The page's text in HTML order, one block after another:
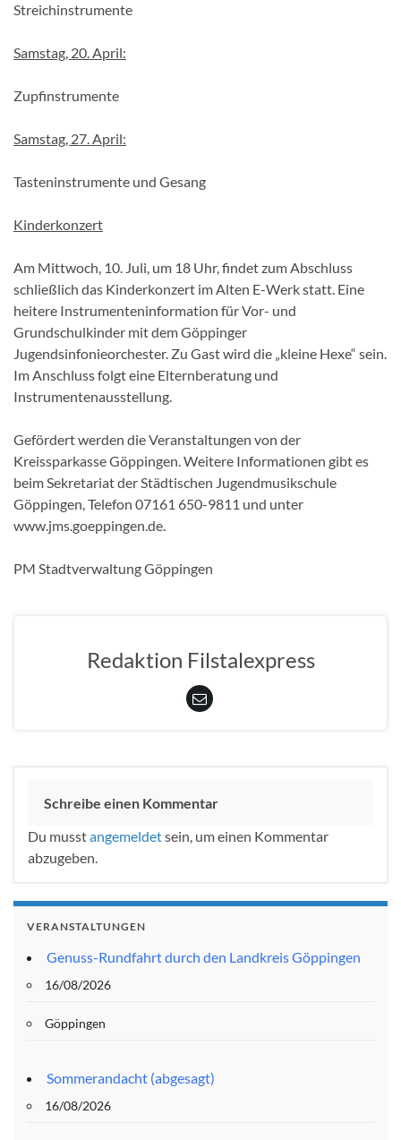
Streichinstrumente
Samstag, 20. April:
Zupfinstrumente
Samstag, 27. April:
Tasteninstrumente und Gesang
Kinderkonzert
Am Mittwoch, 10. Juli, um 18 Uhr, findet zum Abschluss
schließlich das Kinderkonzert im Alten E-Werk statt. Eine
heitere Instrumenteninformation für Vor- und
Grundschulkinder mit dem Göppinger
Jugendsinfonieorchester. Zu Gast wird die „kleine Hexe“ sein.
Im Anschluss folgt eine Elternberatung und
Instrumentenausstellung.
Gefördert werden die Veranstaltungen von der
Kreissparkasse Göppingen. Weitere Informationen gibt es
beim Sekretariat der Städtischen Jugendmusikschule
Göppingen, Telefon 07161 650-9811 und unter
www.jms.goeppingen.de.
PM Stadtverwaltung Göppingen
Redaktion Filstalexpress
Schreibe einen Kommentar
Du musstangemeldetsein, um einen Kommentar
abzugeben.
VERANSTALTUNGEN
Genuss-Rundfahrt durch den Landkreis Göppingen
16/08/2026
Göppingen
Sommerandacht (abgesagt)
16/08/2026